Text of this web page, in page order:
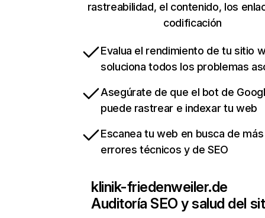
rastreabilidad, el contenido, los
codificación
Evalua el rendimiento de tu sitio
soluciona todos los problemas
Asegúrate de que el bot de
puede rastrear e indexar tu web
Escanea tu web en busca de
errores técnicos y de SEO
klinik-friedenweiler.de
Auditoría SEO y salud del